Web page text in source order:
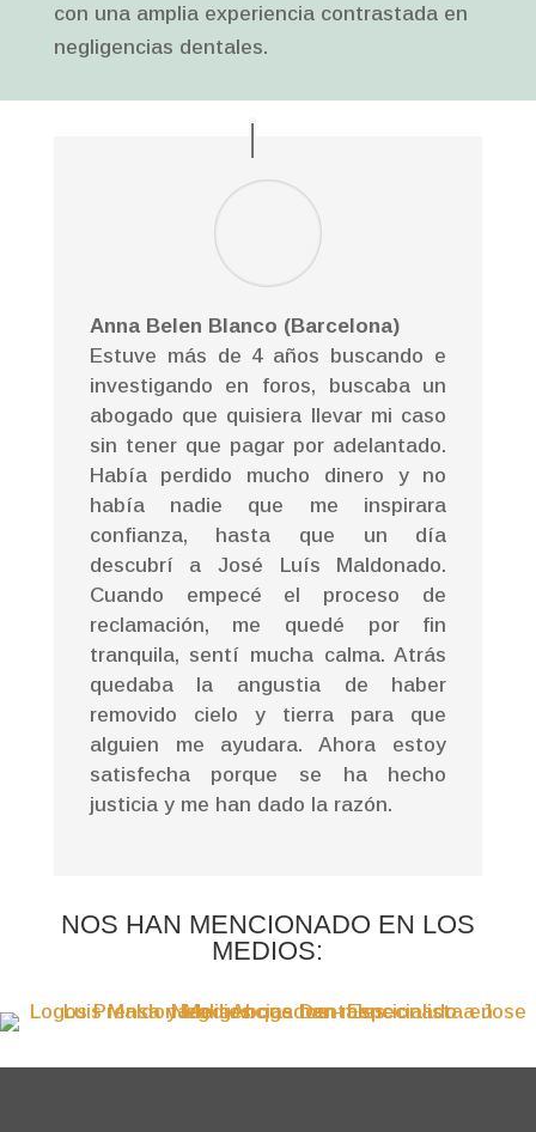
con una amplia experiencia contrastada en
negligencias dentales.
Anna Belen Blanco (Barcelona)
Estuve más de 4 años buscando e
investigando en foros, buscaba un
abogado que quisiera llevar mi caso
sin tener que pagar por adelantado.
Había perdido mucho dinero y no
había nadie que me inspirara
confianza, hasta que un día
descubrí a José Luís Maldonado.
Cuando empecé el proceso de
reclamación, me quedé por fin
tranquila, sentí mucha calma. Atrás
quedaba la angustia de haber
removido cielo y tierra para que
alguien me ayudara. Ahora estoy
satisfecha porque se ha hecho
justicia y me han dado la razón.
NOS HAN MENCIONADO EN LOS
MEDIOS: